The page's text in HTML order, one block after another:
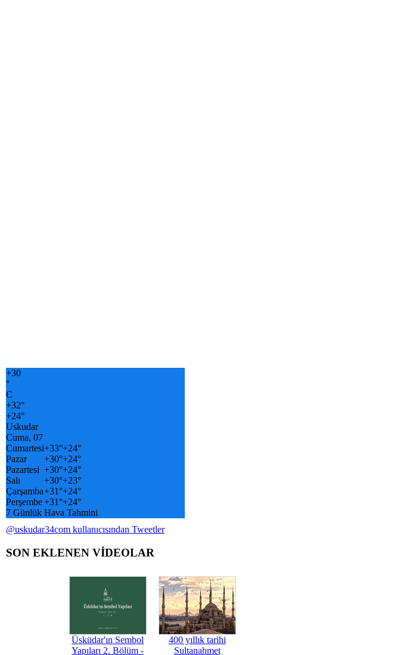
+30
°
C
+32°
+24°
Uskudar
Cuma, 07
Cumartesi+33°+24°
Pazar
+30°+24°
Pazartesi +30°+24°
Salı
+30°+23°
Çarşamba+31°+24°
Perşembe+31°+24°
7 Günlük Hava Tahmini
@uskudar34com kullanıcısından Tweetler
SON EKLENEN VİDEOLAR
Üsküdar'ın Sembol
Yapıları 2. Bölüm -
400 yıllık tarihi
Sultanahmet